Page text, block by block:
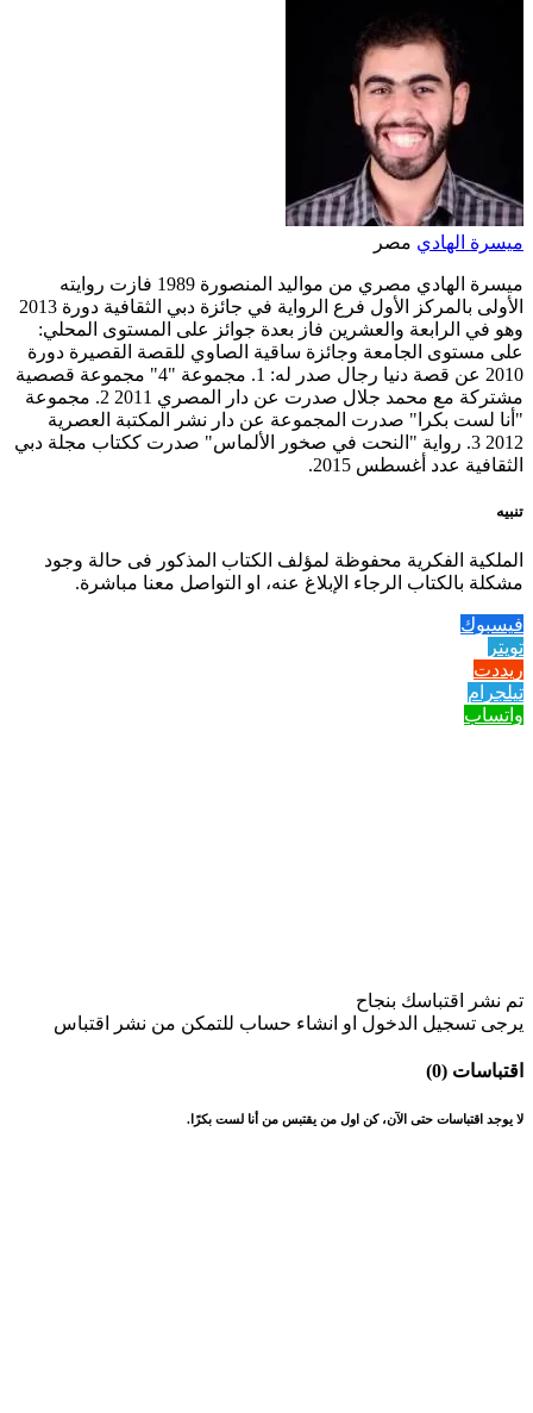
ميسرة الهادي مصر
ميسرة الهادي مصري من مواليد المنصورة 1989 فازت روايته
الأولى بالمركز الأول فرع الرواية في جائزة دبي الثقافية دورة 2013
وهو في الرابعة والعشرين فاز بعدة جوائز على المستوى المحلي:
على مستوى الجامعة وجائزة ساقية الصاوي للقصة القصيرة دورة
2010 عن قصة دنيا رجال صدر له: 1. مجموعة "4" مجموعة قصصية
مشتركة مع محمد جلال صدرت عن دار المصري 2011 2. مجموعة
"أنا لست بكرا" صدرت المجموعة عن دار نشر المكتبة العصرية
2012 3. رواية "النحت في صخور الألماس" صدرت ككتاب مجلة دبي
الثقافية عدد أغسطس 2015.
تنبيه
الملكية الفكرية محفوظة لمؤلف الكتاب المذكور فى حالة وجود
مشكلة بالكتاب الرجاء الإبلاغ عنه، او التواصل معنا مباشرة.
فيسبوك
تويتر
ريددت
تيلجرام
واتساب
تم نشر اقتباسك بنجاح
يرجى تسجيل الدخول او انشاء حساب للتمكن من نشر اقتباس
اقتباسات (0)
لا يوجد اقتباسات حتى الآن، كن اول من يقتبس من أنا لست بكرًا.